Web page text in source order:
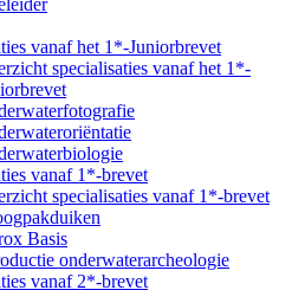
vanaf het 1*-Juniorbrevet
specialisaties vanaf het 1*-
vanaf 1*-brevet
specialisaties vanaf 1*-brevet
Basis
onderwaterarcheologie
vanaf 2*-brevet